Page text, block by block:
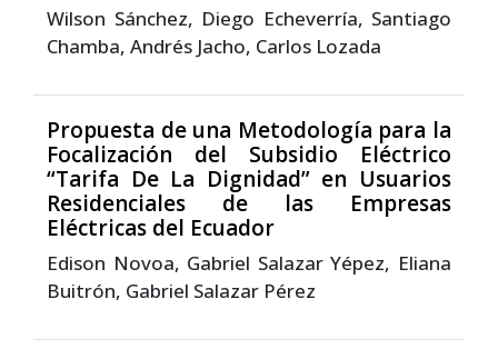
Wilson Sánchez, Diego Echeverría, Santiago
Chamba, Andrés Jacho, Carlos Lozada
Propuesta de una Metodología para la
Focalización del Subsidio Eléctrico
“Tarifa De La Dignidad” en Usuarios
Residenciales de las Empresas
Eléctricas del Ecuador
Edison Novoa, Gabriel Salazar Yépez, Eliana
Buitrón, Gabriel Salazar Pérez